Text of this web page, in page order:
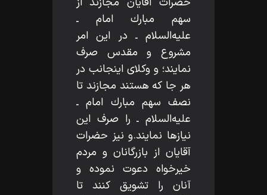
سهم مبارك امام ـ
عليه‌السلام ـ در اين امر
مشروع و مقدس صرف
نمايند؛ و وكلاى اينجانب در
هر جا كه هستند مجازند تا
نصف سهم مبارك امام ـ
عليه‌السلام ـ را صرف اين
نيازها نمايند.و نيز حضرات
آقايان از بازرگانان و مردم
خيرخواه دعوت نموده و
آنان را تشويق كنند تا